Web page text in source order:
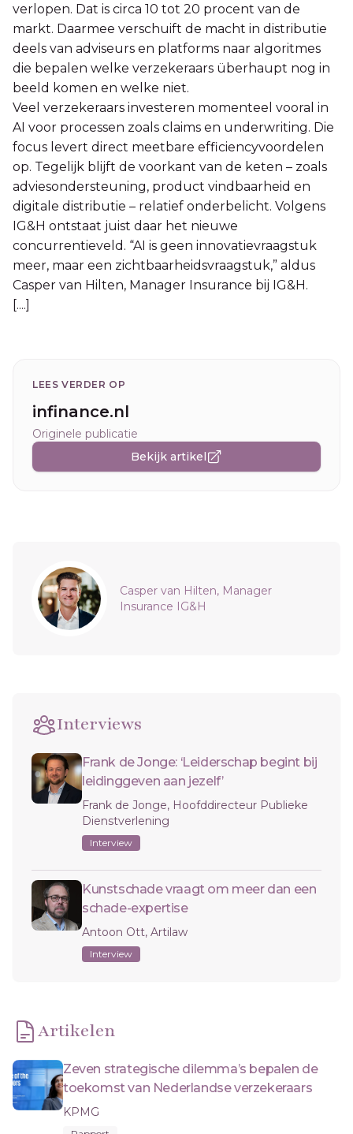
verlopen. Dat is circa 10 tot 20 procent van de
markt. Daarmee verschuift de macht in distributie
deels van adviseurs en platforms naar algoritmes
die bepalen welke verzekeraars überhaupt nog in
beeld komen en welke niet.
Veel verzekeraars investeren momenteel vooral in
AI voor processen zoals claims en underwriting. Die
focus levert direct meetbare efficiencyvoordelen
op. Tegelijk blijft de voorkant van de keten – zoals
adviesondersteuning, product vindbaarheid en
digitale distributie – relatief onderbelicht. Volgens
IG&H ontstaat juist daar het nieuwe
concurrentieveld. “AI is geen innovatievraagstuk
meer, maar een zichtbaarheidsvraagstuk,” aldus
Casper van Hilten, Manager Insurance bij IG&H.
[....]
LEES VERDER OP
infinance.nl
Originele publicatie
Bekijk artikel
Sidebar
Casper van Hilten, Manager
Insurance IG&H
Interviews
Frank de Jonge: ‘Leiderschap begint bij
leidinggeven aan jezelf’
Frank de Jonge, Hoofddirecteur Publieke
Dienstverlening
Interview
Kunstschade vraagt om meer dan een
schade-expertise
Antoon Ott, Artilaw
Interview
Artikelen
Zeven strategische dilemma’s bepalen de
toekomst van Nederlandse verzekeraars
KPMG